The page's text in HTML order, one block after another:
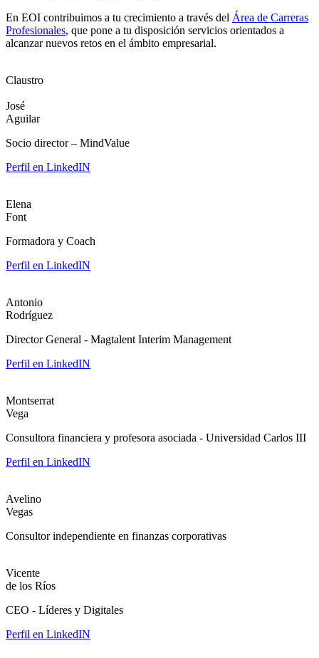
En EOI contribuimos a tu crecimiento a través del Área de Carreras
Profesionales, que pone a tu disposición servicios orientados a
alcanzar nuevos retos en el ámbito empresarial.
Claustro
José
Aguilar
Socio director – MindValue
Perfil en LinkedIN
Elena
Font
Formadora y Coach
Perfil en LinkedIN
Antonio
Rodríguez
Director General - Magtalent Interim Management
Perfil en LinkedIN
Montserrat
Vega
Consultora financiera y profesora asociada - Universidad Carlos III
Perfil en LinkedIN
Avelino
Vegas
Consultor independiente en finanzas corporativas
Vicente
de los Ríos
CEO - Líderes y Digitales
Perfil en LinkedIN